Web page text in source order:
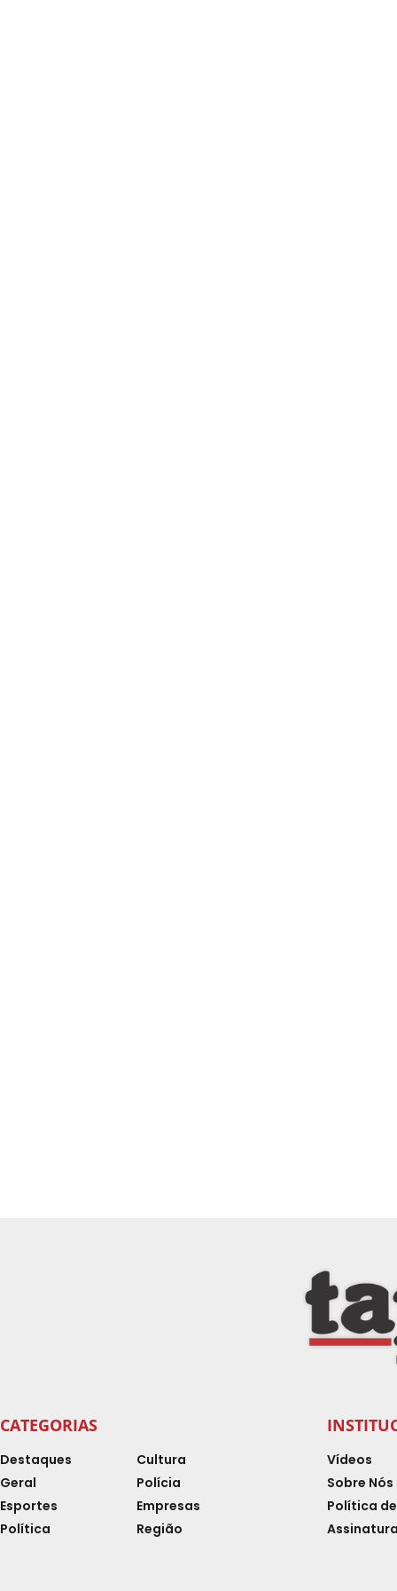
CATEGORIAS
Destaques
Geral
Esportes
Política
Cultura
Polícia
Empresas
Região
Vídeos
Sobre Nós
Política